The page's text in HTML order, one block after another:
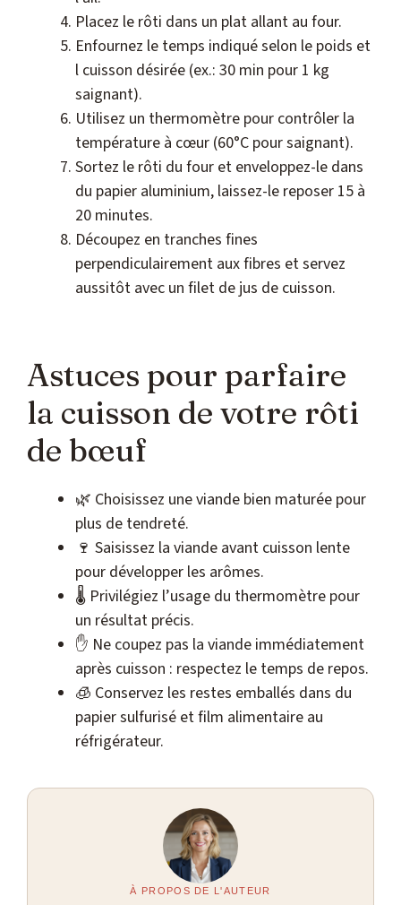
Placez le rôti dans un plat allant au four.
Enfournez le temps indiqué selon le poids et
l cuisson désirée (ex.: 30 min pour 1 kg
saignant).
Utilisez un thermomètre pour contrôler la
température à cœur (60°C pour saignant).
Sortez le rôti du four et enveloppez-le dans
du papier aluminium, laissez-le reposer 15 à
20 minutes.
Découpez en tranches fines
perpendiculairement aux fibres et servez
aussitôt avec un filet de jus de cuisson.
Astuces pour parfaire
la cuisson de votre rôti
de bœuf
🌿 Choisissez une viande bien maturée pour
plus de tendreté.
🍷 Saisissez la viande avant cuisson lente
pour développer les arômes.
🌡️ Privilégiez l’usage du thermomètre pour
un résultat précis.
✋ Ne coupez pas la viande immédiatement
après cuisson : respectez le temps de repos.
🧊 Conservez les restes emballés dans du
papier sulfurisé et film alimentaire au
réfrigérateur.
À PROPOS DE L'AUTEUR